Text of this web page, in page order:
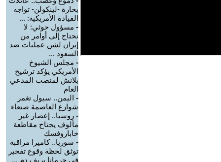
بحارة -لينكولن- تواجه
القيادة الأمريكية: ...
- مسؤول حوثي: لا
نحتاج إلى أوامر من
إيران لشن عمليات ضد
السعود ...
- مجلس الشيوخ
الأمريكي يؤكد ترشيح
بلانش لمنصب المدعي
العام
- اليمن.. سيول تغمر
شوارع العاصمة صنعاء
- روسيا.. إعصار غير
مألوف يجتاح مقاطعة
خاباروفسك
- سوريا.. كاميرا مراقبة
توثق لحظة وقوع تفجير
في جرمانا بريف دم ...